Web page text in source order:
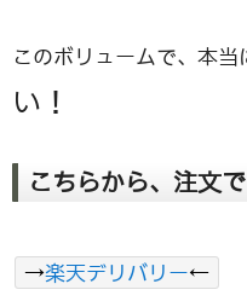
このボリュームで、本当
い！
こちらから、注文
→楽天デリバリー←